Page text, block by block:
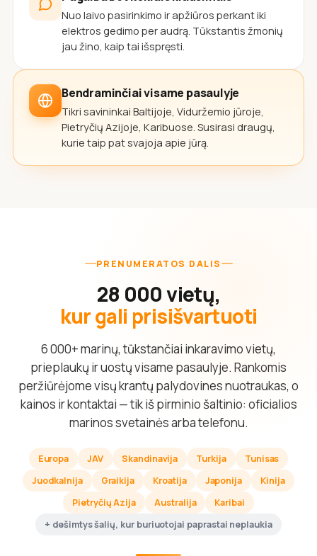
Nuo laivo pasirinkimo ir apžiūros perkant iki
elektros gedimo per audrą. Tūkstantis žmonių
jau žino, kaip tai išspręsti.
Bendraminčiai visame pasaulyje
Tikri savininkai Baltijoje, Viduržemio jūroje,
Pietryčių Azijoje, Karibuose. Susirasi draugų,
kurie taip pat svajoja apie jūrą.
PRENUMERATOS DALIS
28 000 vietų,
kur gali prisišvartuoti
6 000+ marinų, tūkstančiai inkaravimo vietų,
prieplaukų ir uostų visame pasaulyje. Rankomis
peržiūrėjome visų krantų palydovines nuotraukas, o
kainos ir kontaktai — tik iš pirminio šaltinio: oficialios
marinos svetainės arba telefonu.
Europa JAV Skandinavija Turkija
Tunisas
Juodkalnija
Graikija Kroatija Japonija
Kinija
Pietryčių Azija
Australija
Karibai
+ dešimtys šalių, kur buriuotojai paprastai neplaukia